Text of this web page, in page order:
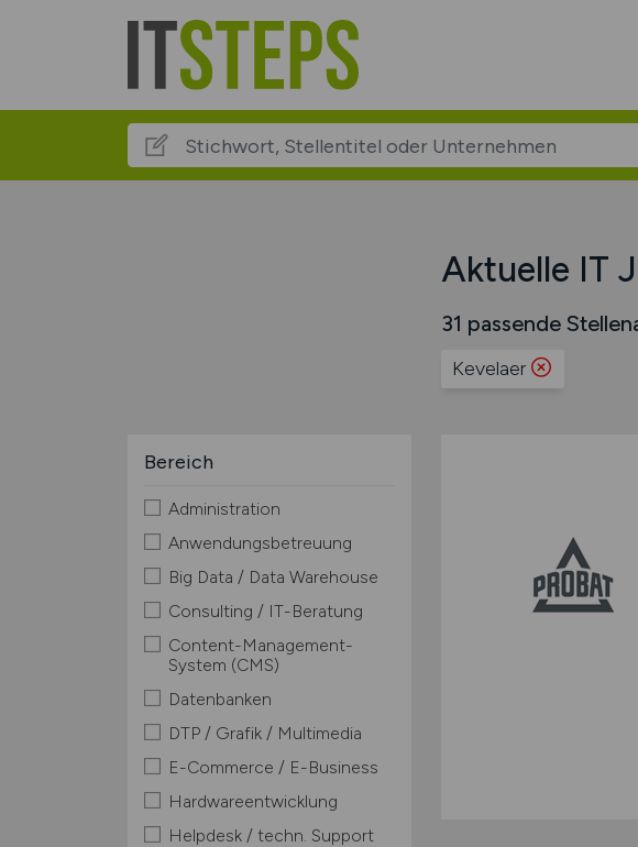
Aktuelle IT
31 passende
Kevelaer
Bereich
Administration
Anwendungsbetreuung
Big Data / Data Warehouse
Consulting / IT-Beratung
Content-Management-
System (CMS)
Datenbanken
DTP / Grafik / Multimedia
E-Commerce / E-Business
Hardwareentwicklung
Helpdesk / techn. Support